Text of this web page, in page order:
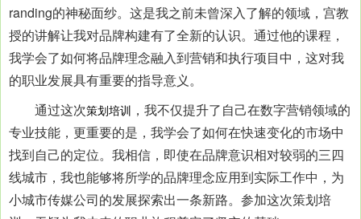
randing的神秘面纱。这是我之前未曾深入了解的领域，宫教
授的讲解让我对品牌构建有了全新的认识。通过他的课程，
我学会了如何将品牌理念融入到营销和执行项目中，这对我
的职业发展具有重要的指导意义。
通过这次策划培训 ，我不仅提升了自己在数字营销领域的
专业技能，更重要的是，我学会了如何在快速变化的市场中
找到自己的定位。我相信，即使在品牌意识相对较弱的三四
线城市，我也能够将所学的品牌理念应用到实际工作中，为
小城市传媒公司的发展探索出一条新路。参加这次策划培